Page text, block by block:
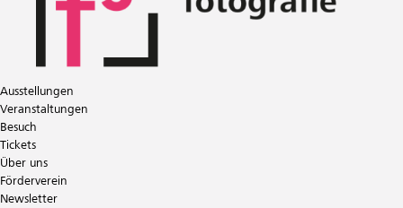
Ausstellungen
Veranstaltungen
Besuch
Tickets
Über uns
Förderverein
Newsletter